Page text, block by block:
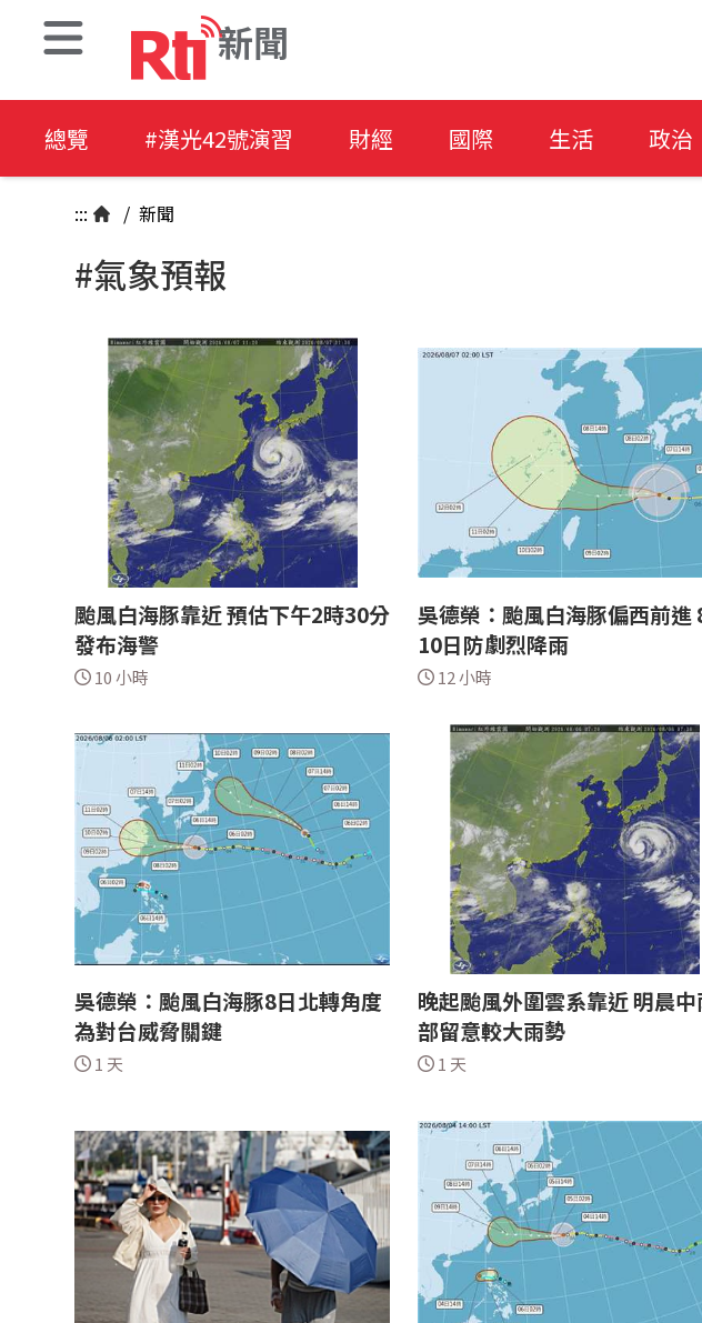
新聞
總覽 #漢光42號演習 財經 國際 生活 政治
::: / 新聞
#氣象預報
颱風白海豚靠近 預估下午2時30分
發布海警
10 小時
吳德榮：颱風白海豚偏西前進
10日防劇烈降雨
12 小時
吳德榮：颱風白海豚8日北轉角度
為對台威脅關鍵
1 天
晚起颱風外圍雲系靠近 明晨中
部留意較大雨勢
1 天